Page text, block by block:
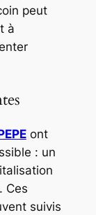
peut
à
ont
: un
Ces
suivis